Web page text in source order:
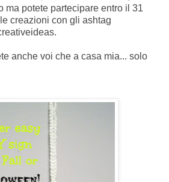
ma potete partecipare entro il 31
creazioni con gli ashtag
anche voi che a casa mia... solo